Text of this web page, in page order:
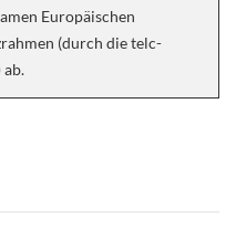
Europäischen
(durch die telc-